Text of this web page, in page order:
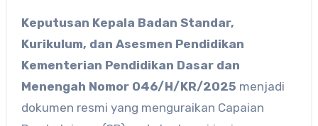
Keputusan Kepala Badan Standar,
Kurikulum, dan Asesmen Pendidikan
Kementerian Pendidikan Dasar dan
Menengah Nomor 046/H/KR/2025 menjadi
dokumen resmi yang menguraikan Capaian